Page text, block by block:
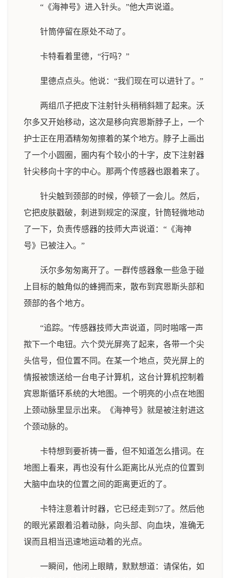
“《海神号》进入针头。”他大声说道。
针筒停留在原处不动了。
卡特看着里德，“行吗？”
里德点点头。他说：“我们现在可以进针了。”
两组爪子把皮下注射针头稍稍斜翘了起来。沃
尔多又开始移动，这次是移向宾恩斯脖子上，一个
护士正在用酒精匆匆擦着的某个地方。脖子上画出
了一个小圆圈，圈内有个较小的十字，皮下注射器
针尖移向十字的中心。那两个传感器也跟着来了。
针尖触到颈部的时候，停顿了一会儿。然后，
它把皮肤戳破，刺进到规定的深度，针筒轻微地动
了一下，负责传感器的技师大声说道：“《海神
号》已被注入。”
沃尔多匆匆离开了。一群传感器象一些急于碰
上目标的触角似的蜂拥而来，散布到宾恩斯头部和
颈部的各个地方。
“追踪。”传感器技师大声说道，同时啪喀一声
揿下一个电钮。六个荧光屏亮了起来，各带一个尖
头信号，但位置不同。在某一个地点，荧光屏上的
情报被馈送给一台电子计算机，这台计算机控制着
宾恩斯循环系统的大地图。一个明亮的小点在地图
上颈动脉里显示出来。《海神号》就是被注射进这
个颈动脉的。
卡特想到要祈祷一番，但不知道怎么措词。在
地图上看来，再也没有什么距离比从光点的位置到
大脑中血块的位置之间的距离更近的了。
卡特注意着计时器，它已经走到57了。然后他
的眼光紧跟着沿着动脉，向头部、向血块，准确无
误而且相当迅速地运动着的光点。
一瞬间，他闭上眼睛，默默想道：请保佑，如